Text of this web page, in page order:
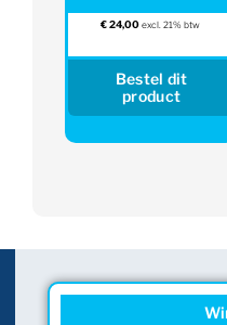
€24,00 excl. 21% btw
Bestel dit
product